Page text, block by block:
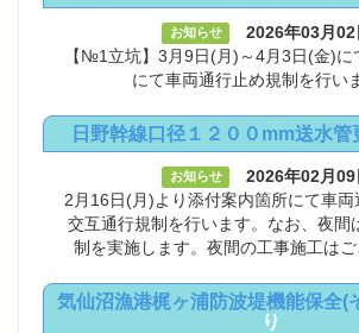
お知らせ 2026年03月02
【№1立坑】3月9日(月)～4月3日(金)に
にて車両通行止め規制を行い
日野幹線口径１２００mm送水管
お知らせ 2026年02月09
2月16日(月)より添付案内箇所にて車
交互通行規制を行います。なお、夜間
制を実施します。夜間の工事施工はご
気仙沼漁港梶ヶ浦防波堤機能保全(
り